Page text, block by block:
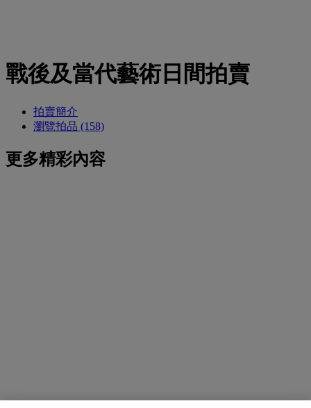
戰後及當代藝術日間拍賣
拍賣簡介
瀏覽拍品 (158)
更多精彩內容